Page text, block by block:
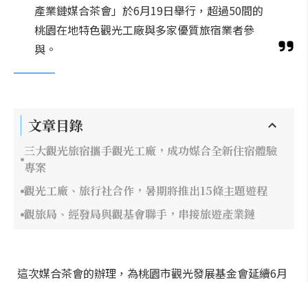
產業鏈媒合茶會」於6月19日舉行，超過50間的
桃園在地特色觀光工廠與多家優質旅宿業者參
與。
文章目錄
三大觀光旅宿攜手觀光工廠，成功媒合全新住宿體驗
專案
觀光工廠、旅行社合作，暑期將推出15條主題遊程
觀旅局、經發局與觀基會聯手，串接旅遊產業鏈
這次媒合茶會的辦理，為桃園市觀光發展基金會延續6月